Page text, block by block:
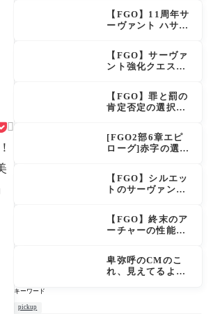

強すぎ！？NP20配
布＆Arts44％強化
に「最強でワロ
【FGO】11周年サ
ーヴァント ハサ
ズライール)の性能
と霊基再臨
【FGO】サーヴァ
ント強化クエスト
にNP30追加、ファ
ントムも大幅強化
【FGO】罪と罰の
肯定否定の選択肢
[FGO2部6章エピ
ローグ]赤字の選択
スキップ不可選択
肢でオベロンを疑
う選択肢を選ぶと
さ？）が上がり出
てくる
【FGO】シルエッ
トのサーヴァント
はリチャードの
弟？それとも声優
さん的にアルケイ
【FGO】終末のア
ーチャーの性能と
短縮＋NP50配布に
マスター騒然「普
通に強い」「サポ
卑弥呼のCMのこ
れ、見えてるよ
キーワード
pickup